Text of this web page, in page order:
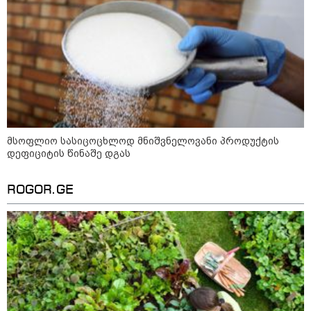
19:52 / 08-08-2026
"სანაპირო რაიონებში
მოსალოდნელია წვიმა" -
გარემოს ეროვნული სააგენტოს
გაფრთხილება: რომელ
რეგიონებში უნდა ველოდოთ
ელჭექს, სეტყვასა და ქარის
გაძლიერებას?
კატეგორიის ყველა სიახლე
მსოფლიო სასიცოცხლოდ მნიშვნელოვანი პროდუქტის
დეფიციტის წინაშე დგას
ROGOR.GE